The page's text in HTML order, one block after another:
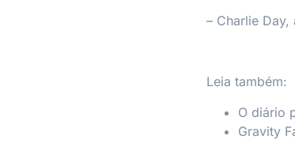
– Charlie Day,
Leia também:
O diário
Gravity